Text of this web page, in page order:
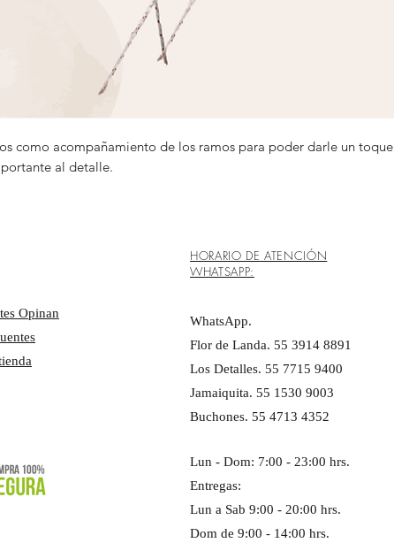
como acompañamiento de los ramos para poder darle un toque
al detalle.
Opinan
HORARIO DE ATENCIÓN
WHATSAPP:
WhatsApp.
Flor de Landa. 55 3914 8891
Los Detalles. 55 7715 9400
Jamaiquita. 55 1530 9003
Buchones. 55 4713 4352
Lun - Dom: 7:00 - 23:00 hrs. ​​
Entregas:
Lun a Sab 9:00 - 20:00 hrs.
Dom de 9:00 - 14:00 hrs.